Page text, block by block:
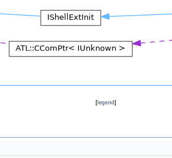
[legend]